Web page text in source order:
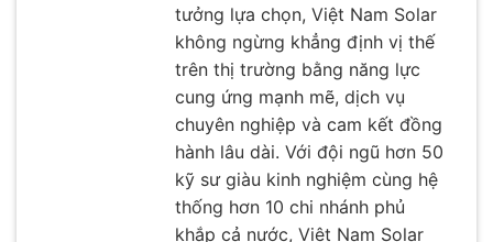
tưởng lựa chọn, Việt Nam Solar
không ngừng khẳng định vị thế
trên thị trường bằng năng lực
cung ứng mạnh mẽ, dịch vụ
chuyên nghiệp và cam kết đồng
hành lâu dài. Với đội ngũ hơn 50
kỹ sư giàu kinh nghiệm cùng hệ
thống hơn 10 chi nhánh phủ
khắp cả nước, Việt Nam Solar